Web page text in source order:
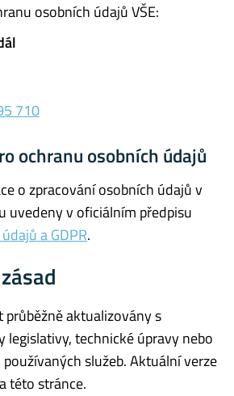
osobních údajů VŠE:
710
ochranu osobních údajů
o zpracování osobních údajů v
uvedeny v oficiálním předpisu
a GDPR.
aktualizovány s
legislativy, technické úpravy nebo
služeb. Aktuální verze
této stránce.